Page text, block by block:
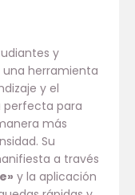
y
una herramienta
y el
perfecta para
más
Su
a través
y la aplicación